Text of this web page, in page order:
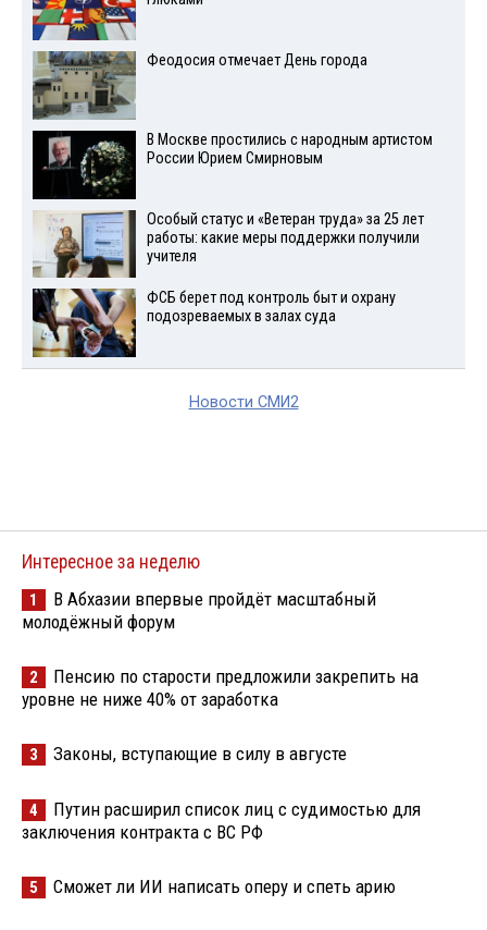
Феодосия отмечает День города
В Москве простились с народным артистом
России Юрием Смирновым
Особый статус и «Ветеран труда» за 25 лет
работы: какие меры поддержки получили
учителя
ФСБ берет под контроль быт и охрану
подозреваемых в залах суда
Новости СМИ2
Интересное за неделю
1
В Абхазии впервые пройдёт масштабный
молодёжный форум
2
Пенсию по старости предложили закрепить на
уровне не ниже 40% от заработка
3 Законы, вступающие в силу в августе
4
Путин расширил список лиц с судимостью для
заключения контракта с ВС РФ
5 Сможет ли ИИ написать оперу и спеть арию